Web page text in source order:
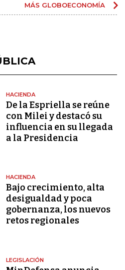
MÁS GLOBOECONOMÍA
HACIENDA
De la Espriella se reúne
con Milei y destacó su
influencia en su llegada
a la Presidencia
HACIENDA
Bajo crecimiento, alta
desigualdad y poca
gobernanza, los nuevos
retos regionales
LEGISLACIÓN